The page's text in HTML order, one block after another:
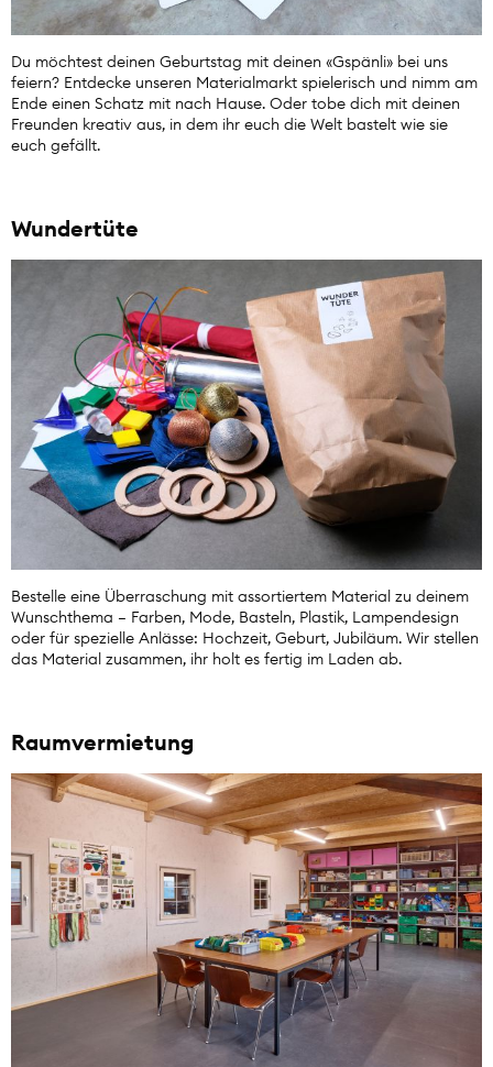
Du möchtest deinen Geburtstag mit deinen «Gspänli» bei uns
feiern? Entdecke unseren Materialmarkt spielerisch und nimm am
Ende einen Schatz mit nach Hause. Oder tobe dich mit deinen
Freunden kreativ aus, in dem ihr euch die Welt bastelt wie sie
euch gefällt.
Wundertüte
Bestelle eine Überraschung mit assortiertem Material zu deinem
Wunschthema – Farben, Mode, Basteln, Plastik, Lampendesign
oder für spezielle Anlässe: Hochzeit, Geburt, Jubiläum. Wir stellen
das Material zusammen, ihr holt es fertig im Laden ab.
Raumvermietung